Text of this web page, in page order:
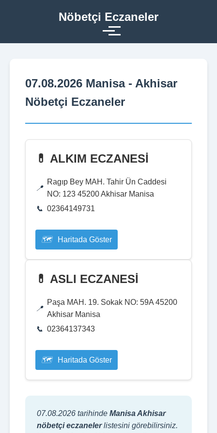
Nöbetçi Eczaneler
07.08.2026 Manisa - Akhisar
Nöbetçi Eczaneler
💊 ALKIM ECZANESİ
Ragıp Bey MAH. Tahir Ün Caddesi
NO: 123 45200 Akhisar Manisa
02364149731
Haritada Göster
💊 ASLI ECZANESİ
Paşa MAH. 19. Sokak NO: 59A 45200
Akhisar Manisa
02364137343
Haritada Göster
07.08.2026 tarihinde Manisa Akhisar
nöbetçi eczanelerlistesini görebilirsiniz.